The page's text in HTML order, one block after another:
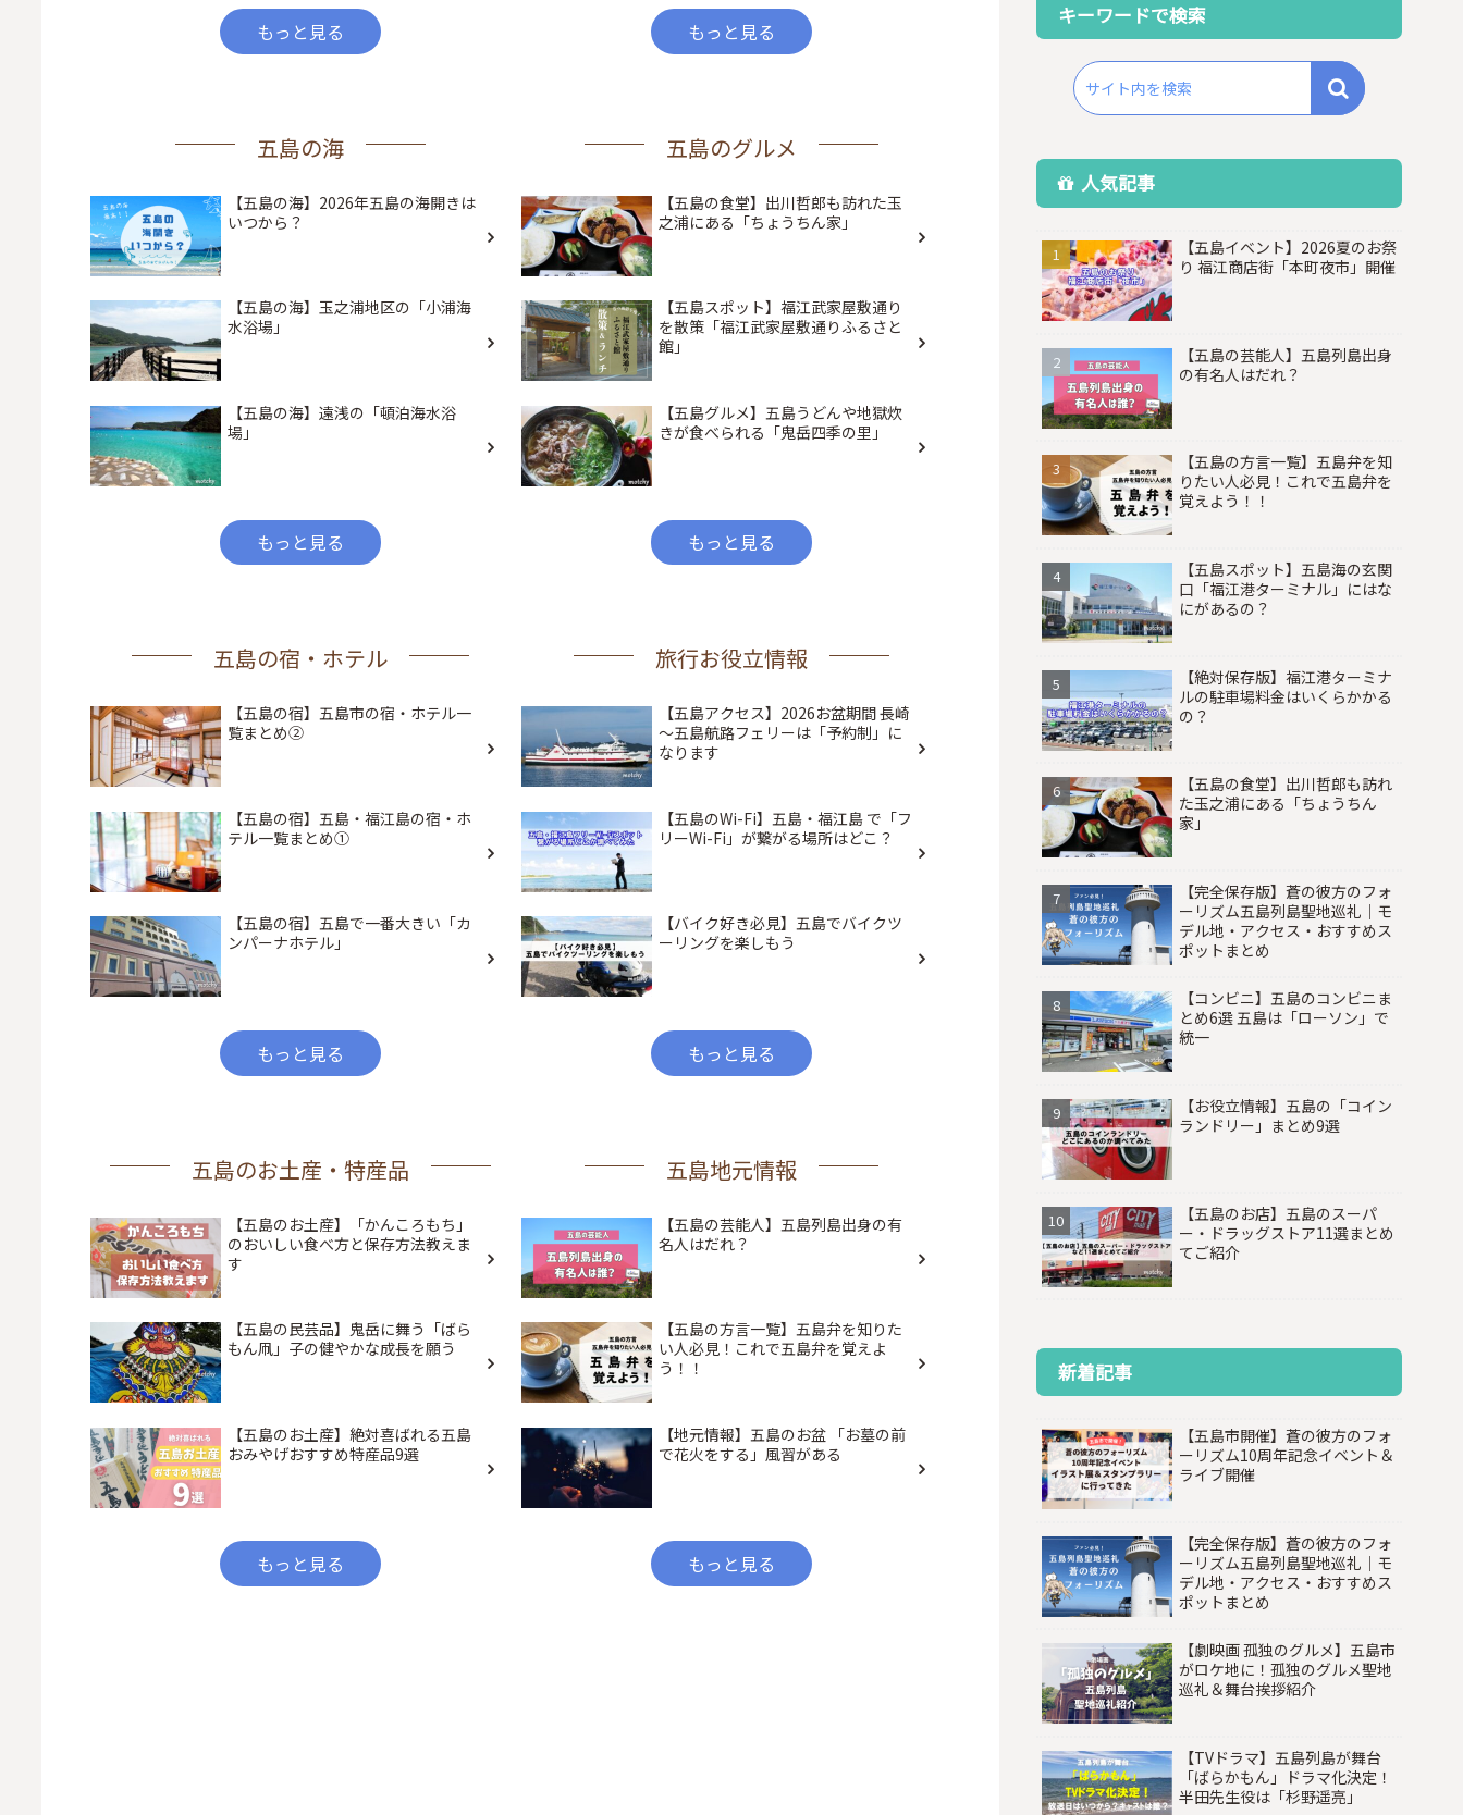
もっと見る もっと見る
五島の海
【五島の海】2026年五島の海開きは
いつから？
【五島の海】玉之浦地区の「小浦海
水浴場」
【五島の海】遠浅の「頓泊海水浴
場」
もっと見る
五島のグルメ
【五島の食堂】出川哲郎も訪れた玉
之浦にある「ちょうちん家」
【五島スポット】福江武家屋敷通り
を散策「福江武家屋敷通りふるさと
館」
【五島グルメ】五島うどんや地獄炊
きが食べられる「鬼岳四季の里」
もっと見る
五島の宿・ホテル
【五島の宿】五島市の宿・ホテル一
覧まとめ②
【五島の宿】五島・福江島の宿・ホ
テル一覧まとめ①
【五島の宿】五島で一番大きい「カ
ンパーナホテル」
もっと見る
旅行お役立情報
【五島アクセス】2026お盆期間 長崎
～五島航路フェリーは「予約制」に
なります
【五島のWi-Fi】五島・福江島 で「フ
リーWi-Fi」が繋がる場所はどこ？
【バイク好き必見】五島でバイクツ
ーリングを楽しもう
もっと見る
五島のお土産・特産品
【五島のお土産】「かんころもち」
のおいしい食べ方と保存方法教えま
す
【五島の民芸品】鬼岳に舞う「ばら
もん凧」子の健やかな成長を願う
【五島のお土産】絶対喜ばれる五島
おみやげおすすめ特産品9選
もっと見る
五島地元情報
【五島の芸能人】五島列島出身の有
名人はだれ？
【五島の方言一覧】五島弁を知りた
い人必見！これで五島弁を覚えよ
う！！
【地元情報】五島のお盆 「お墓の前
で花火をする」風習がある
もっと見る
キーワードで検索
人気記事
【五島イベント】2026夏のお祭
り 福江商店街「本町夜市」開催
【五島の芸能人】五島列島出身
の有名人はだれ？
【五島の方言一覧】五島弁を知
りたい人必見！これで五島弁を
覚えよう！！
【五島スポット】五島海の玄関
口「福江港ターミナル」にはな
にがあるの？
【絶対保存版】福江港ターミナ
ルの駐車場料金はいくらかかる
の？
【五島の食堂】出川哲郎も訪れ
た玉之浦にある「ちょうちん
家」
【完全保存版】蒼の彼方のフォ
ーリズム五島列島聖地巡礼｜モ
デル地・アクセス・おすすめス
ポットまとめ
【コンビニ】五島のコンビニま
とめ6選 五島は「ローソン」で
統一
【お役立情報】五島の「コイン
ランドリー」まとめ9選
【五島のお店】五島のスーパ
ー・ドラッグストア11選まとめ
てご紹介
新着記事
【五島市開催】蒼の彼方のフォ
ーリズム10周年記念イベント＆
ライブ開催
【完全保存版】蒼の彼方のフォ
ーリズム五島列島聖地巡礼｜モ
デル地・アクセス・おすすめス
ポットまとめ
【劇映画 孤独のグルメ】五島市
がロケ地に！孤独のグルメ聖地
巡礼＆舞台挨拶紹介
【TVドラマ】五島列島が舞台
「ばらかもん」ドラマ化決定！
半田先生役は「杉野遥亮」